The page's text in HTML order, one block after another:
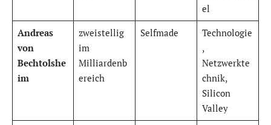
el
Andreas
von
Bechtolshe
im
zweistellig
im
Milliardenb
ereich
Selfmade
Technologie
,
Netzwerkte
chnik,
Silicon
Valley